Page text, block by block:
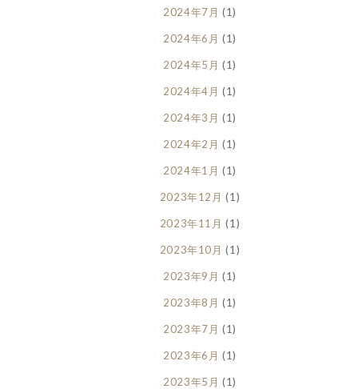
2024年7月 (1)
2024年6月 (1)
2024年5月 (1)
2024年4月 (1)
2024年3月 (1)
2024年2月 (1)
2024年1月 (1)
2023年12月 (1)
2023年11月 (1)
2023年10月 (1)
2023年9月 (1)
2023年8月 (1)
2023年7月 (1)
2023年6月 (1)
2023年5月 (1)